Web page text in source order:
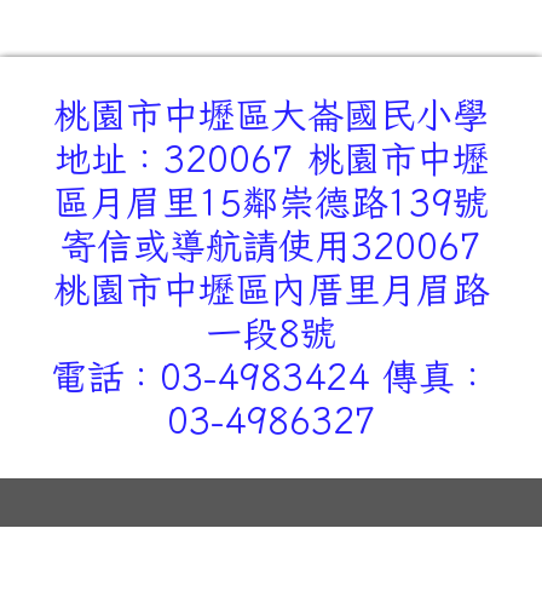
桃園市中壢區大崙國民小學
地址：320067 桃園市中壢
區月眉里15鄰崇德路139號
寄信或導航請使用320067
桃園市中壢區內厝里月眉路
一段8號
電話：03-4983424 傳真：
03-4986327